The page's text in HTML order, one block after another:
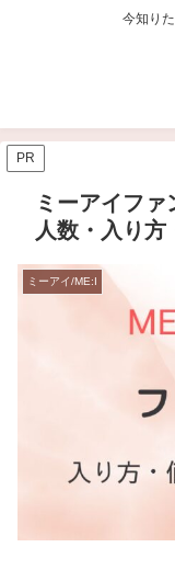
今知り
PR
ミーアイフ
人数・入り方
ミーアイ/ME:I